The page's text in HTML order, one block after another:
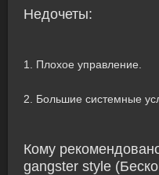
Недочеты:
1. Плохое управление.
2. Большие системные
Кому
gangster style